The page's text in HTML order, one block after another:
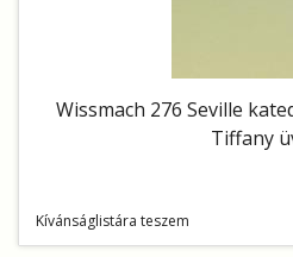
Wissmach 276 Seville
Tiffany
Kívánságlistára teszem